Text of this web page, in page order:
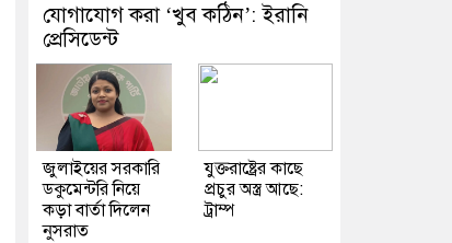
যোগাযোগ করা ‘খুব কঠিন’: ইরানি
প্রেসিডেন্ট
জুলাইয়ের সরকারি
ডকুমেন্টরি নিয়ে
কড়া বার্তা দিলেন
নুসরাত
যুক্তরাষ্ট্রের কাছে
প্রচুর অস্ত্র আছে:
ট্রাম্প